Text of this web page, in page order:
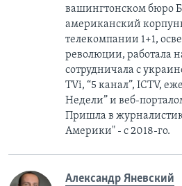
вашингтонском бюро
американский
телекомпании 1+1,
революции, работала
сотрудничала с
TVi, “5 канал”, ICTV,
Недели” и веб-
Пришла в
Америки" - с 2018-го.
Александр Яневский